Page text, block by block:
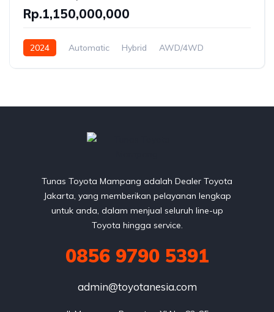
Rp.1,150,000,000
2024 Automatic Hybrid AWD/4WD
Tunas Toyota Mampang adalah Dealer Toyota
Jakarta, yang memberikan pelayanan lengkap
untuk anda, dalam menjual seluruh line-up
Toyota hingga service.
0856 9790 5391
admin@toyotanesia.com